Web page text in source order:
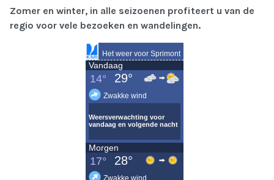
Zomer en winter, in alle seizoenen profiteert u van de
regio voor vele bezoeken en wandelingen.